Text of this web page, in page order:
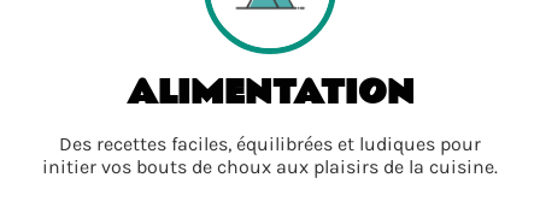
ALIMENTATION
Des recettes faciles, équilibrées et ludiques pour
initier vos bouts de choux aux plaisirs de la cuisine.